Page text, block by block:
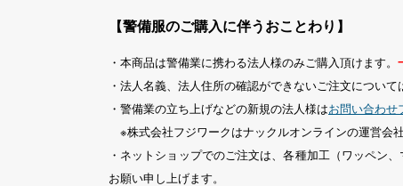
【警備服のご購入に伴うおことわり】
・本商品は警備業に携わる法人様のみご購入頂けます。
・法人名義、法人住所の確認ができないご注文につい
・警備業の立ち上げなどの新規の法人様はお問い合わせ
※株式会社フジワークはナックルオンラインの運営会社
・ネットショップでのご注文は、各種加工（ワッペン
お願い申し上げます。